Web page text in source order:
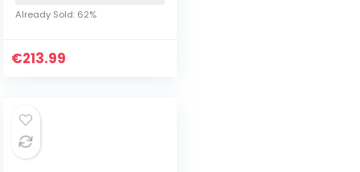
voor beginners in
elegant design, 4/4…
Already Sold: 62%
€213.99